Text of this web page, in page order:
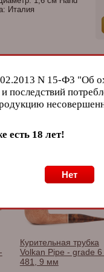
Италия
Курительная трубка
Volkan Pipe - grade 6
481, 9 мм
N 15-Ф3 "Об
есть 18 лет!
Нет